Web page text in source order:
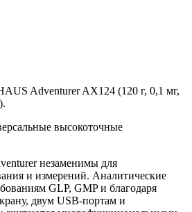
Adventurer AX124 (120 г, 0,1 мг,
высокоточные
незаменимы для
и измерений. Аналитические
GLP, GMP и благодаря
двум USB-портам и